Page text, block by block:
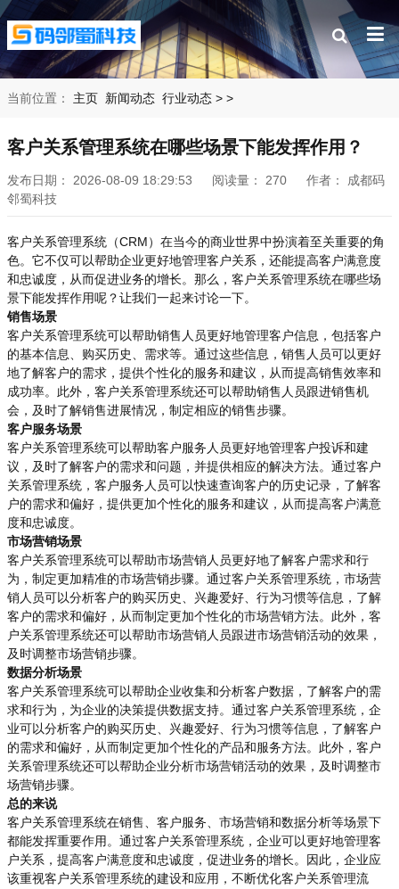
当前位置： 主页 >
新闻动态 >
行业动态
客户关系管理系统在哪些场景下能发挥作用？
发布日期： 2026-08-09 18:29:53 阅读量： 270 作者：
成都码
邻蜀科技
客户关系管理系统（CRM）在当今的商业世界中扮演着至关重要的角
色。它不仅可以帮助企业更好地管理客户关系，还能提高客户满意度
和忠诚度，从而促进业务的增长。那么，客户关系管理系统在哪些场
景下能发挥作用呢？让我们一起来讨论一下。
销售场景
客户关系管理系统可以帮助销售人员更好地管理客户信息，包括客户
的基本信息、购买历史、需求等。通过这些信息，销售人员可以更好
地了解客户的需求，提供个性化的服务和建议，从而提高销售效率和
成功率。此外，客户关系管理系统还可以帮助销售人员跟进销售机
会，及时了解销售进展情况，制定相应的销售步骤。
客户服务场景
客户关系管理系统可以帮助客户服务人员更好地管理客户投诉和建
议，及时了解客户的需求和问题，并提供相应的解决方法。通过客户
关系管理系统，客户服务人员可以快速查询客户的历史记录，了解客
户的需求和偏好，提供更加个性化的服务和建议，从而提高客户满意
度和忠诚度。
市场营销场景
客户关系管理系统可以帮助市场营销人员更好地了解客户需求和行
为，制定更加精准的市场营销步骤。通过客户关系管理系统，市场营
销人员可以分析客户的购买历史、兴趣爱好、行为习惯等信息，了解
客户的需求和偏好，从而制定更加个性化的市场营销方法。此外，客
户关系管理系统还可以帮助市场营销人员跟进市场营销活动的效果，
及时调整市场营销步骤。
数据分析场景
客户关系管理系统可以帮助企业收集和分析客户数据，了解客户的需
求和行为，为企业的决策提供数据支持。通过客户关系管理系统，企
业可以分析客户的购买历史、兴趣爱好、行为习惯等信息，了解客户
的需求和偏好，从而制定更加个性化的产品和服务方法。此外，客户
关系管理系统还可以帮助企业分析市场营销活动的效果，及时调整市
场营销步骤。
总的来说
客户关系管理系统在销售、客户服务、市场营销和数据分析等场景下
都能发挥重要作用。通过客户关系管理系统，企业可以更好地管理客
户关系，提高客户满意度和忠诚度，促进业务的增长。因此，企业应
该重视客户关系管理系统的建设和应用，不断优化客户关系管理流